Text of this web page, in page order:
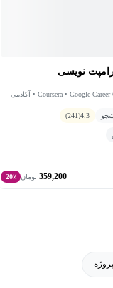
نویسی
Coursera • Google Career Certificates • آکادمی
4.3
(241)
359,200 تومان 20٪